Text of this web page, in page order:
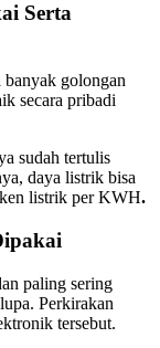
Serta
banyak golongan
secara pribadi
sudah tertulis
daya listrik bisa
listrik per KWH.
paling sering
Perkirakan
tersebut.